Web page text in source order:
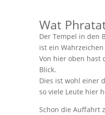
Wat
Der Tempel in den
ist ein
Von hier oben hast
Blick.
Dies ist wohl einer
so viele Leute hier
Schon die Auffahrt